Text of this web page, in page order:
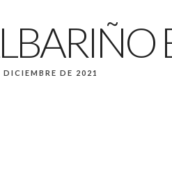
DICIEMBRE DE 2021